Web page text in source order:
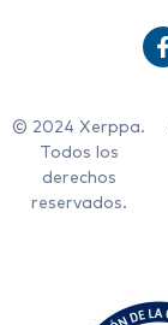
© 2024 Xerppa.
Todos los
derechos
reservados.